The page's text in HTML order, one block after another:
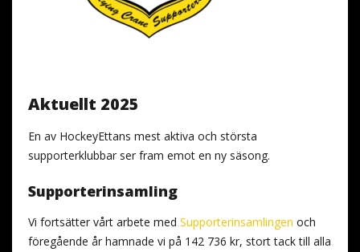
Aktuellt 2025
En av HockeyEttans mest aktiva och största
supporterklubbar ser fram emot en ny säsong.
Supporterinsamling
Vi fortsätter vårt arbete med Supporterinsamlingen och
föregående år hamnade vi på 142 736 kr, stort tack till alla